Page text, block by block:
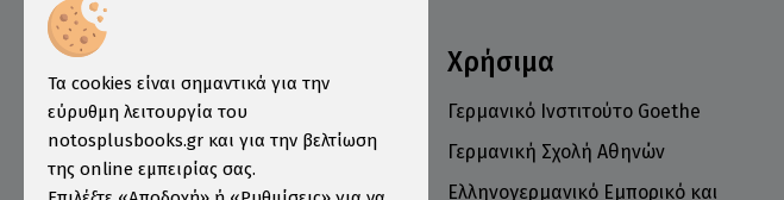
Δευτέρα: 10:00-18:00
Τρίτη: 10:00-19:00
Τετάρτη: 10:00-18:00
Χρήσιμα
Γερμανικό Ινστιτούτο Goethe
Γερμανική Σχολή Αθηνών
Ελληνογερμανικό Εμπορικό και
Τα cookies είναι σημαντικά για την
εύρυθμη λειτουργία του
notosplusbooks.gr και για την βελτίωση
της online εμπειρίας σας.